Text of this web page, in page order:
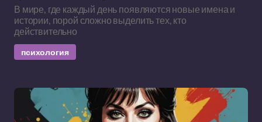
В мире, где каждый день появляются новые имена и
истории, порой сложно выделить тех, кто
действительно
психология